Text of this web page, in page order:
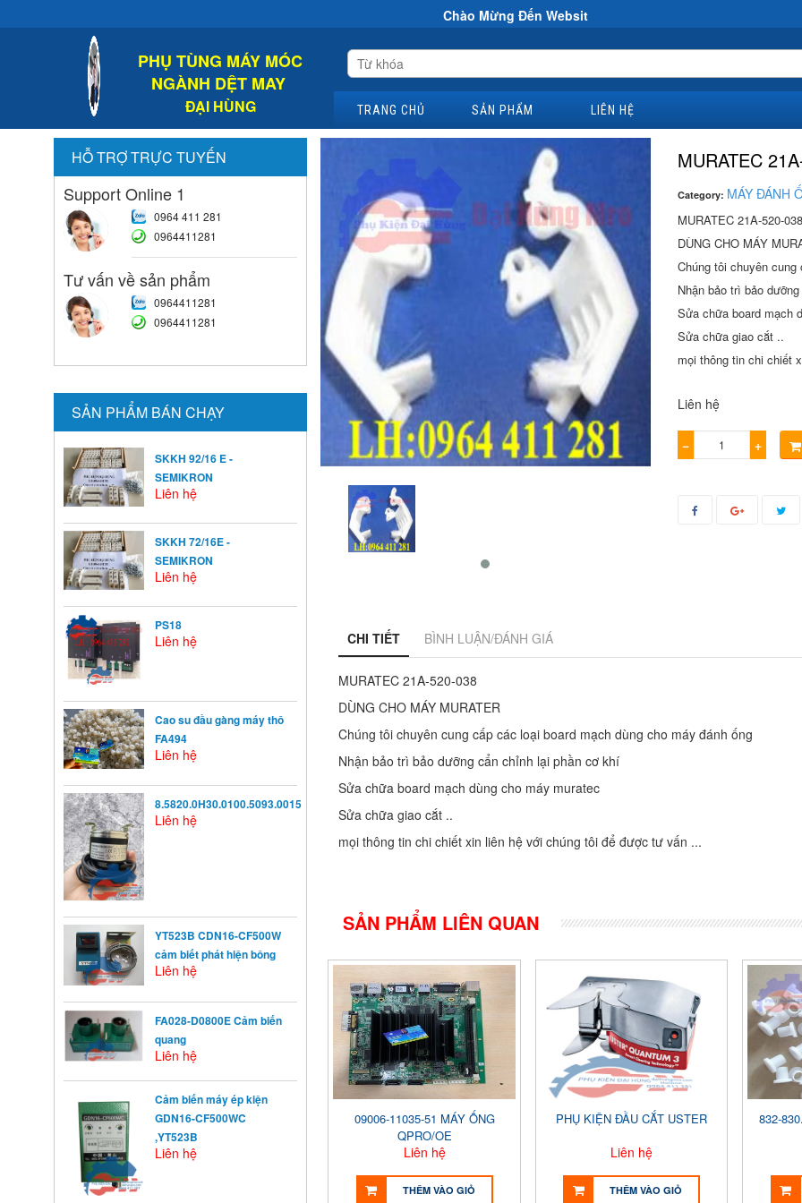
Chào Mừng Đến Website Đại Hùng Co
PHỤ TÙNG MÁY MÓC
NGÀNH DỆT MAY
ĐẠI HÙNG TRANG CHỦ SẢN PHẨM LIÊN HỆ
HỖ TRỢ TRỰC TUYẾN
Support Online 1
0964 411 281
0964411281
Tư vấn về sản phẩm
0964411281
0964411281
SẢN PHẨM BÁN CHẠY
SKKH 92/16 E -
SEMIKRON
Liên hệ
SKKH 72/16E -
SEMIKRON
Liên hệ
PS18
Liên hệ
Cao su đầu gàng máy thô
FA494
Liên hệ
8.5820.0H30.0100.5093.0015
Liên hệ
YT523B CDN16-CF500W
cảm biết phát hiện bông
Liên hệ
FA028-D0800E Cảm biến
quang
Liên hệ
Cảm biến máy ép kiện
GDN16-CF500WC
,YT523B
Liên hệ
KHỞI ĐỘNG TỪ LÀ GÌ?
Khởi động từ (KĐT) là một loại
khí cụ điện dùng ...
NGUYÊN NHÂN ẢNH
MURATEC
Category: MÁY ĐÁNH
MURATEC 21A-520-038
DÙNG CHO MÁY
Chúng tôi chuyên
Nhận bảo trì bảo
Sửa chữa board mạch
Sửa chữa giao cắt ..
mọi thông tin chi chiết
Liên hệ
− +
CHI TIẾT BÌNH LUẬN/ĐÁNH GIÁ
MURATEC 21A-520-038
DÙNG CHO MÁY MURATER
Chúng tôi chuyên cung cấp các loại board mạch dùng cho máy đánh ống
Nhận bảo trì bảo dưỡng cẩn chỉnh lại phần cơ khí
Sửa chữa board mạch dùng cho máy muratec
Sửa chữa giao cắt ..
mọi thông tin chi chiết xin liên hệ với chúng tôi để được tư vấn ...
SẢN PHẨM LIÊN QUAN
09006-11035-51 MÁY ỐNG
QPRO/OE
Liên hệ
THÊM VÀO GIỎ
PHỤ KIỆN ĐẦU CẮT USTER
Liên hệ
THÊM VÀO GIỎ
832-